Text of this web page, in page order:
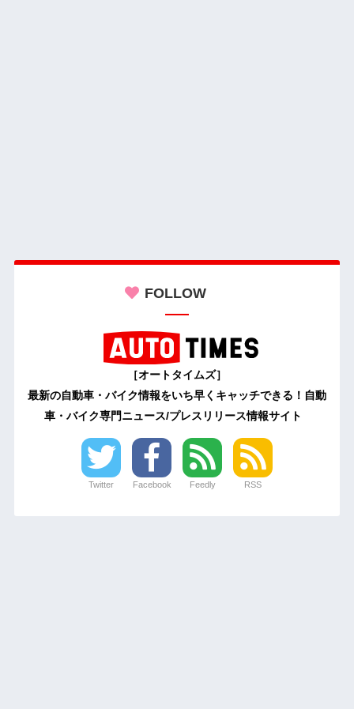
FOLLOW
［オートタイムズ］
最新の自動車・バイク情報をいち早くキャッチできる！自動
車・バイク専門ニュース/プレスリリース情報サイト
Twitter Facebook Feedly RSS